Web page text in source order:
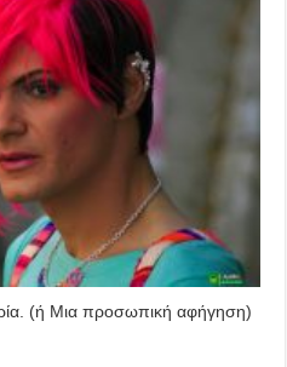
(ή Μια προσωπική αφήγηση)